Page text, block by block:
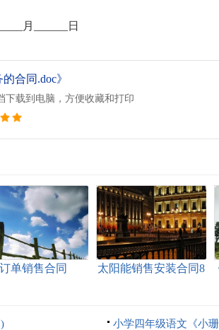
月______日
合同.doc》
下载到电脑，方便收藏和打印
订单销售合同
太阳能销售安装合同8
小学四年级语文《小